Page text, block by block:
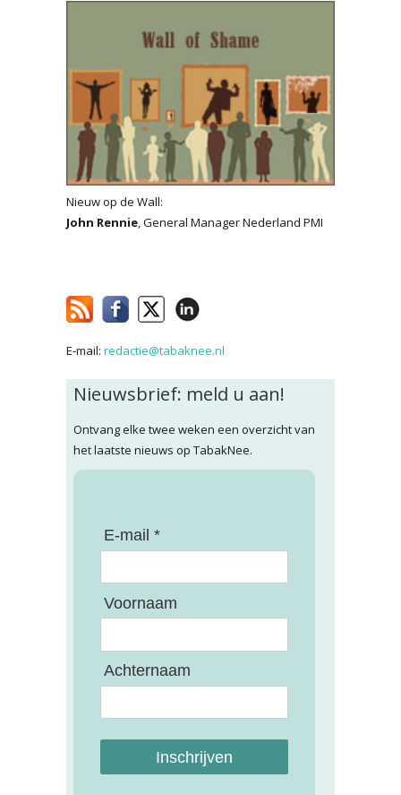
Nieuw op de Wall:
John Rennie, General Manager Nederland PMI
E-mail: redactie@tabaknee.nl
Nieuwsbrief: meld u aan!
Ontvang elke twee weken een overzicht van
het laatste nieuws op TabakNee.
E-mail *
Voornaam
Achternaam
Inschrijven